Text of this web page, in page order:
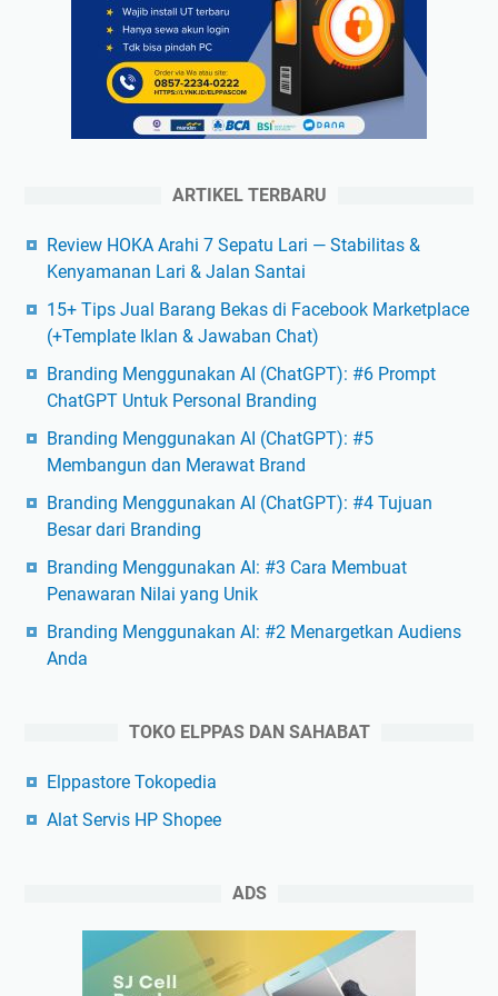
ARTIKEL TERBARU
Review HOKA Arahi 7 Sepatu Lari — Stabilitas &
Kenyamanan Lari & Jalan Santai
15+ Tips Jual Barang Bekas di Facebook Marketplace
(+Template Iklan & Jawaban Chat)
Branding Menggunakan AI (ChatGPT): #6 Prompt
ChatGPT Untuk Personal Branding
Branding Menggunakan AI (ChatGPT): #5
Membangun dan Merawat Brand
Branding Menggunakan AI (ChatGPT): #4 Tujuan
Besar dari Branding
Branding Menggunakan AI: #3 Cara Membuat
Penawaran Nilai yang Unik
Branding Menggunakan AI: #2 Menargetkan Audiens
Anda
TOKO ELPPAS DAN SAHABAT
Elppastore Tokopedia
Alat Servis HP Shopee
ADS